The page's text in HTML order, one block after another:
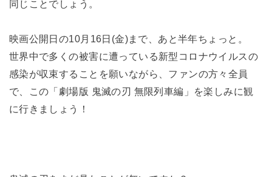
同じことでしょう。
映画公開日の10月16日(金)まで、あと半年ちょっと。
世界中で多くの被害に遭っている新型コロナウイルスの
感染が収束することを願いながら、ファンの方々全員
で、この「劇場版 鬼滅の刃 無限列車編」を楽しみに観
に行きましょう！